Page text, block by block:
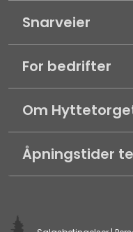
Snarveier
For bedrifter
Om
Åpningstider